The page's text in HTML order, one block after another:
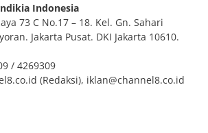
Indonesia
73 C No.17 – 18. Kel. Gn. Sahari
Jakarta Pusat. DKI Jakarta 10610.
/ 4269309
(Redaksi), iklan@channel8.co.id